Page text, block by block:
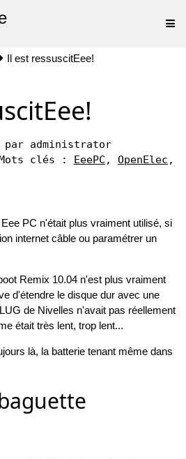
Il est ressuscitEee!
par administrator
clés : EeePC , OpenElec ,
PC n'était plus vraiment utilisé, si
internet câble ou paramétrer un
Remix 10.04 n'est plus vraiment
d'étendre le disque dur avec une
de Nivelles n'avait pas réellement
était très lent, trop lent...
là, la batterie tenant même dans